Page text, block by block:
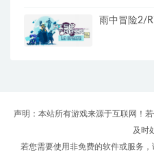
雨中冒险2/
声明：本站所有游戏来源于互联网！
及时
若您需要使用非免费的软件或服务